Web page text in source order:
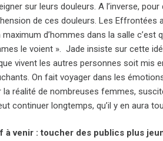
sur leurs douleurs. A l’inverse,
de ces douleurs. Les Effrontées
maximum d’hommes dans la salle c’est
le voient ». Jade insiste sur cette
vivent les autres personnes soit mis
On fait voyager dans les
la réalité de nombreuses femmes,
continuer longtemps, qu’il y en aura
à venir : toucher des publics plus